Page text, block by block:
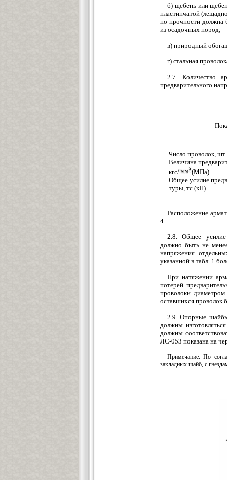
б) щебень или
пластинчатой
по прочности должна
из осадочных пород;
в) природный
г) стальная
2.7. Количество
предварительного
Число
Величина
кгс/
Общее усилие
туры, тс
Расположение
4.
2.8. Общее усилие
должно быть не
напряжения
указанной в табл. 1
При натяжении
потерей
проволоки
оставшихся проволок
2.9. Опорные
должны
должны
ЛС-053 показана на
Примечание. По
закладных шайб, с